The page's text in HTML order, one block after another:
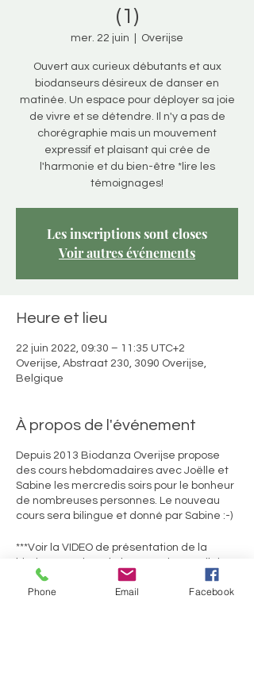
(1)
mer. 22 juin Overijse
Ouvert aux curieux débutants et aux
biodanseurs désireux de danser en
matinée. Un espace pour déployer sa joie
de vivre et se détendre. Il n'y a pas de
chorégraphie mais un mouvement
expressif et plaisant qui crée de
l'harmonie et du bien-être *lire les
témoignages!
Les inscriptions sont closes
Voir autres événements
Heure et lieu
22 juin 2022, 09:30 – 11:35 UTC+2
Overijse, Abstraat 230, 3090 Overijse,
Belgique
À propos de l'événement
Depuis 2013 Biodanza Overijse propose
des cours hebdomadaires avec Joëlle et
Sabine les mercredis soirs pour le bonheur
de nombreuses personnes. Le nouveau
cours sera bilingue et donné par Sabine :-)
***Voir la VIDEO de présentation de la
ce site!***
Phone Email Facebook